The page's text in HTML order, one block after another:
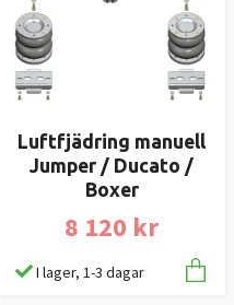
Luftfjädring manuell
Jumper / Ducato /
Boxer
8 120 kr
I lager, 1-3 dagar